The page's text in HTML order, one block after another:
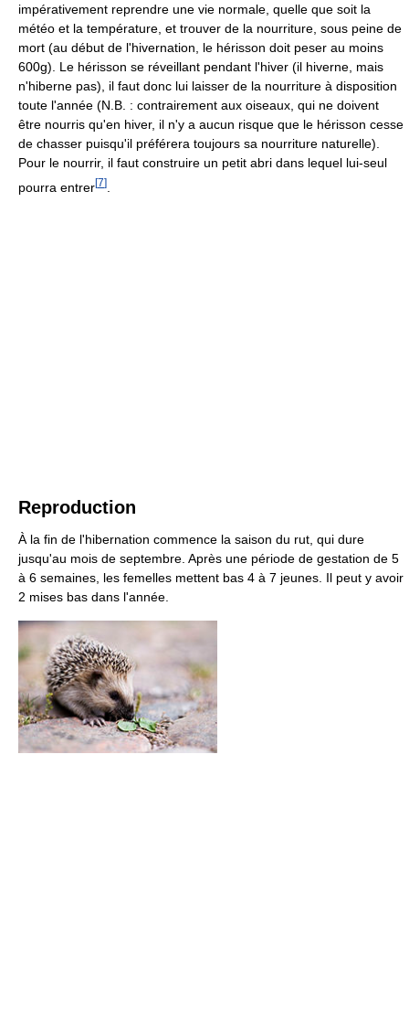
impérativement reprendre une vie normale, quelle que soit la
météo et la température, et trouver de la nourriture, sous peine de
mort (au début de l'hivernation, le hérisson doit peser au moins
600g). Le hérisson se réveillant pendant l'hiver (il hiverne, mais
n'hiberne pas), il faut donc lui laisser de la nourriture à disposition
toute l'année (N.B. : contrairement aux oiseaux, qui ne doivent
être nourris qu'en hiver, il n'y a aucun risque que le hérisson cesse
de chasser puisqu'il préférera toujours sa nourriture naturelle).
Pour le nourrir, il faut construire un petit abri dans lequel lui-seul
pourra entrer[7]
Reproduction
À la fin de l'hibernation commence la saison du rut, qui dure
jusqu'au mois de septembre. Après une période de gestation de 5
à 6 semaines, les femelles mettent bas 4 à 7 jeunes. Il peut y avoir
2 mises bas dans l'année.